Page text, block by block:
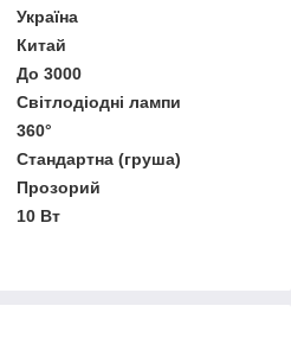
Україна
Китай
До 3000
Світлодіодні лампи
360°
Стандартна (груша)
Прозорий
10 Вт